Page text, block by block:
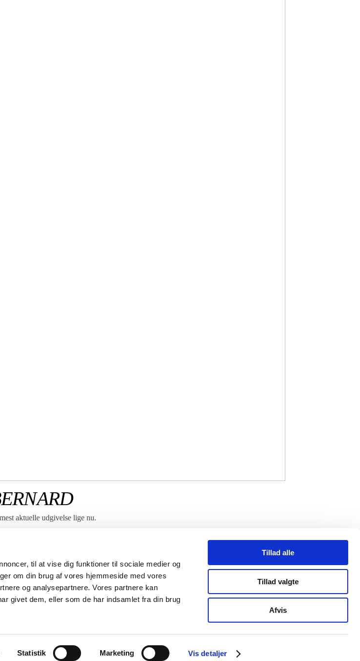
til at vise dig funktioner til sociale medier og
om din brug af vores hjemmeside med vores
og analysepartnere. Vores partnere kan
givet dem, eller som de har indsamlet fra din brug
Statistik Marketing Vis detaljer
Tillad alle
Tillad valgte
Afvis
aktuelle udgivelse lige nu.
logo.
Her fortæller vi hvordan vi
hjælper dig med din udgivelse.
K CVR nr. 58200115 tel: +45 8882 6610
mail@strandbergpublishing.dk